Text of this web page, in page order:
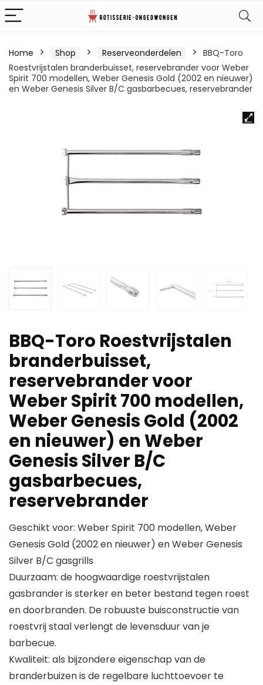
Home Shop Reserveonderdelen
BBQ-Toro
Roestvrijstalen branderbuisset, reservebrander voor Weber
Spirit 700 modellen, Weber Genesis Gold (2002 en nieuwer)
en Weber Genesis Silver B/C gasbarbecues, reservebrander
BBQ-Toro Roestvrijstalen
branderbuisset,
reservebrander voor
Weber Spirit 700 modellen,
Weber Genesis Gold (2002
en nieuwer) en Weber
Genesis Silver B/C
gasbarbecues,
reservebrander
Geschikt voor: Weber Spirit 700 modellen, Weber
Genesis Gold (2002 en nieuwer) en Weber Genesis
Silver B/C gasgrills
Duurzaam: de hoogwaardige roestvrijstalen
gasbrander is sterker en beter bestand tegen roest
en doorbranden. De robuuste buisconstructie van
roestvrij staal verlengt de levensduur van je
barbecue.
Kwaliteit: als bijzondere eigenschap van de
branderbuizen is de regelbare luchttoevoer te